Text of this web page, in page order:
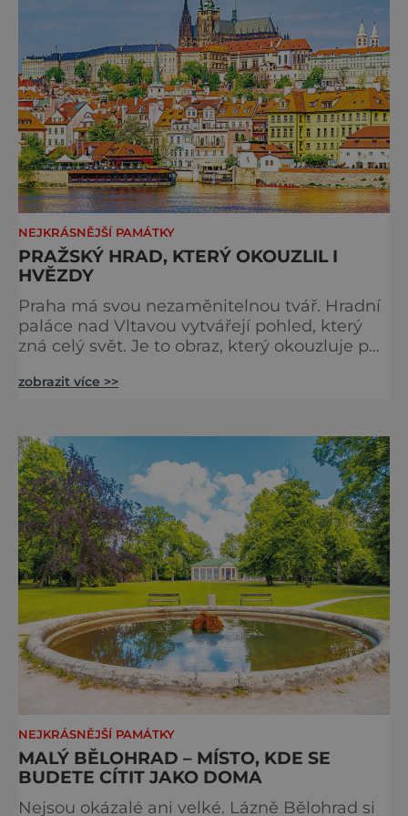
Málokdo ví, že dnešní kos
NEJKRÁSNĚJŠÍ PAMÁTKY
PRAŽSKÝ HRAD, KTERÝ OKOUZLIL I
HVĚZDY
Praha má svou nezaměnitelnou tvář. Hradní
paláce nad Vltavou vytvářejí pohled, který
zná celý svět. Je to obraz, který okouzluje po
jediný Čech, který by ho neznal. Pražský hrad
metropole, má ho na seznamu mí
zobrazit více >>
NEJKRÁSNĚJŠÍ PAMÁTKY
MALÝ BĚLOHRAD – MÍSTO, KDE SE
BUDETE CÍTIT JAKO DOMA
Nejsou okázalé ani velké. Lázně Bělohrad si